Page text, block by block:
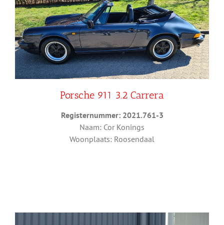
Porsche 911 3.2 Carrera
Registernummer: 2021.761-3
Naam: Cor Konings
Woonplaats: Roosendaal